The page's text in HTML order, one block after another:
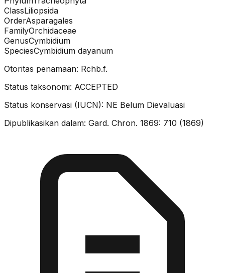
ClassLiliopsida
OrderAsparagales
FamilyOrchidaceae
GenusCymbidium
SpeciesCymbidium dayanum
Otoritas penamaan: Rchb.f.
Status taksonomi: ACCEPTED
Status konservasi (IUCN): NE Belum Dievaluasi
Dipublikasikan dalam: Gard. Chron. 1869: 710 (1869)